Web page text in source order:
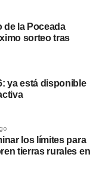
la
intervenciones
que la
de la provincia
hidrológicas
de la Poceada
sorteo tras
ya está disponible
los límites para
tierras rurales en